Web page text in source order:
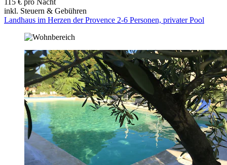
115 € pro Nacht
inkl. Steuern & Gebühren
Landhaus im Herzen der Provence 2-6 Personen, privater Pool